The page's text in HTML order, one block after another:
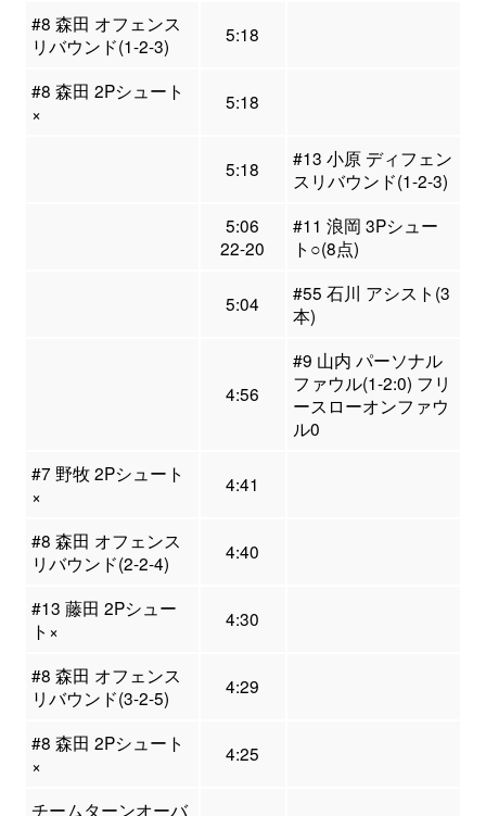
#8 森田 オフェンス
リバウンド(1-2-3)
5:18
#8 森田 2Pシュート
×
5:18
5:18
#13 小原 ディフェン
スリバウンド(1-2-3)
5:06
22-20
#11 浪岡 3Pシュー
ト○(8点)
5:04
#55 石川 アシスト(3
本)
4:56
#9 山内 パーソナル
ファウル(1-2:0) フリ
ースローオンファウ
ル0
#7 野牧 2Pシュート
×
4:41
#8 森田 オフェンス
リバウンド(2-2-4)
4:40
#13 藤田 2Pシュー
ト×
4:30
#8 森田 オフェンス
リバウンド(3-2-5)
4:29
#8 森田 2Pシュート
×
4:25
チームターンオーバ